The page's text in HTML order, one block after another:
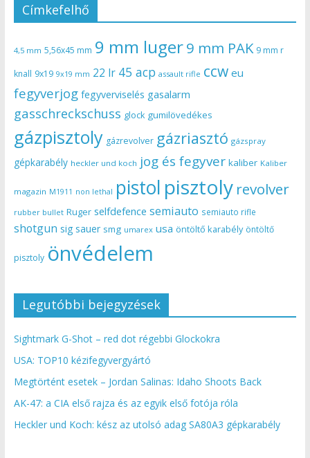
Címkefelhő
4,5 mm 5,56x45 mm 9 mm luger9 mm PAK 9 mm r
knall 9x19 9x19 mm 22 lr 45 acp assault rifle ccw eu
fegyverjog fegyverviselés gasalarm
gasschreckschuss glock gumilövedékes
gázpisztoly gázrevolver gázriasztó gázspray
gépkarabély heckler und koch jog és fegyver kaliber Kaliber
magazin M1911 non lethal pistol pisztoly revolver
rubber bullet Ruger selfdefence semiauto semiauto rifle
shotgun sig sauer smg umarex usa öntöltő karabély öntöltő
pisztoly önvédelem
Legutóbbi bejegyzések
Sightmark G-Shot – red dot régebbi Glockokra
USA: TOP10 kézifegyvergyártó
Megtörtént esetek – Jordan Salinas: Idaho Shoots Back
AK-47: a CIA első rajza és az egyik első fotója róla
Heckler und Koch: kész az utolsó adag SA80A3 gépkarabély